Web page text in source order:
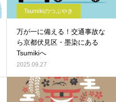
Tsumikiのつぶやき
万が一に備える！交通事故な
ら京都伏見区・墨染にある
Tsumikiへ
2025.09.27